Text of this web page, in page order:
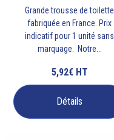
Grande trousse de toilette
fabriquée en France. Prix
indicatif pour 1 unité sans
marquage. Notre...
5,92€ HT
Détails